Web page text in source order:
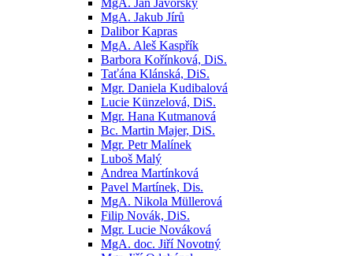
MgA. Jan Javorský
MgA. Jakub Jírů
Dalibor Kapras
MgA. Aleš Kaspřík
Barbora Kořínková, DiS.
Taťána Klánská, DiS.
Mgr. Daniela Kudibalová
Lucie Künzelová, DiS.
Mgr. Hana Kutmanová
Bc. Martin Majer, DiS.
Mgr. Petr Malínek
Luboš Malý
Andrea Martínková
Pavel Martínek, Dis.
MgA. Nikola Müllerová
Filip Novák, DiS.
Mgr. Lucie Nováková
MgA. doc. Jiří Novotný